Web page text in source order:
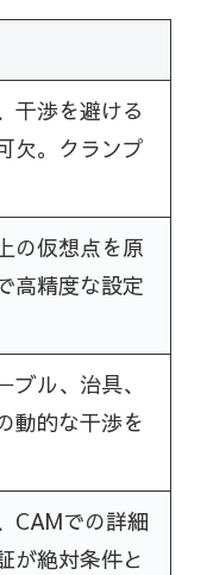
干渉を避ける
欠。クランプ
の仮想点を原
高精度な設定
ル、治具、
動的な干渉を
CAMでの詳細
が絶対条件と